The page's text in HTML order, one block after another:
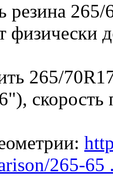
резина 265/
физически
265/
265-